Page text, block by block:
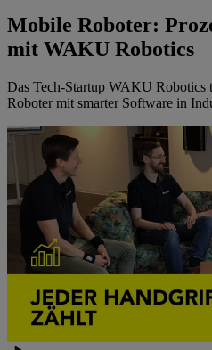
Mobile Roboter:
mit WAKU Robotics
Das Tech-Startup WAKU Robotics
Roboter mit smarter Software in